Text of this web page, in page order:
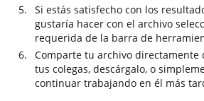
Si estás satisfecho con los
gustaría hacer con el archivo
requerida de la barra de
Comparte tu archivo directamente
tus colegas, descárgalo, o
continuar trabajando en él más